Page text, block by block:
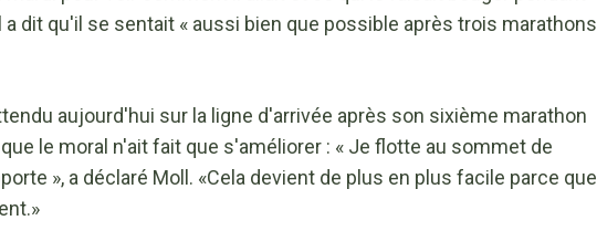
a dit qu'il se sentait « aussi bien que possible après trois marathons
aujourd'hui sur la ligne d'arrivée après son sixième marathon
le moral n'ait fait que s'améliorer : « Je flotte au sommet de
», a déclaré Moll. «Cela devient de plus en plus facile parce que